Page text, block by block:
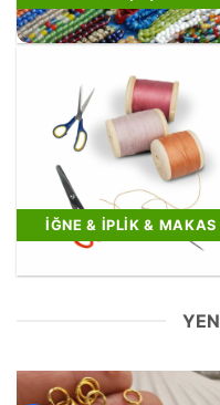
İĞNE & İPLIK & MAKAS